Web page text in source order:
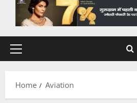
Primary
Home Aviation